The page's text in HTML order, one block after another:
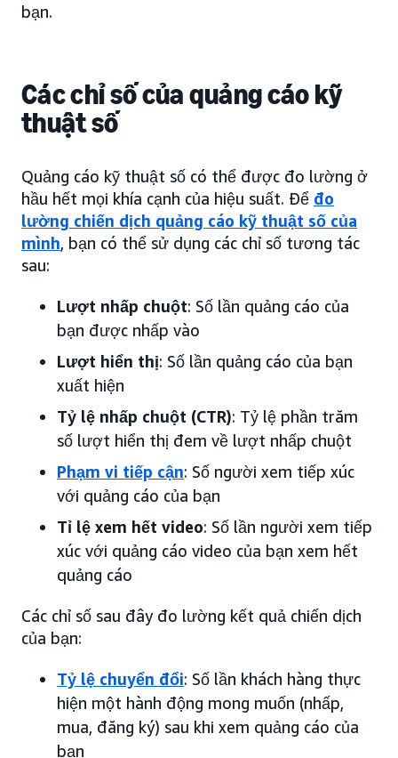
bạn.
Các chỉ số của quảng cáo kỹ
thuật số
Quảng cáo kỹ thuật số có thể được đo lường ở
hầu hết mọi khía cạnh của hiệu suất. Để đo
lường chiến dịch quảng cáo kỹ thuật số của
mình, bạn có thể sử dụng các chỉ số tương tác
sau:
Lượt nhấp chuột: Số lần quảng cáo của
bạn được nhấp vào
Lượt hiển thị: Số lần quảng cáo của bạn
xuất hiện
Tỷ lệ nhấp chuột (CTR): Tỷ lệ phần trăm
số lượt hiển thị đem về lượt nhấp chuột
Phạm vi tiếp cận: Số người xem tiếp xúc
với quảng cáo của bạn
Tỉ lệ xem hết video: Số lần người xem tiếp
xúc với quảng cáo video của bạn xem hết
quảng cáo
Các chỉ số sau đây đo lường kết quả chiến dịch
của bạn:
Tỷ lệ chuyển đổi: Số lần khách hàng thực
hiện một hành động mong muốn (nhấp,
mua, đăng ký) sau khi xem quảng cáo của
bạn